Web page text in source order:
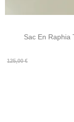
Sac En Raphia
125,00 €
Prix
Prix